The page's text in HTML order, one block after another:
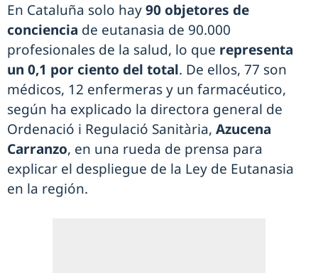
En Cataluña solo hay90 objetores de
conciencia de eutanasia de 90.000
profesionales de la salud, lo que representa
un 0,1 por ciento del total. De ellos, 77 son
médicos, 12 enfermeras y un farmacéutico,
según ha explicado la directora general de
Ordenació i Regulació Sanitària, Azucena
Carranzo, en una rueda de prensa para
explicar el despliegue de la Ley de Eutanasia
en la región.